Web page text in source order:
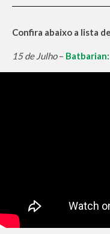
Confira abaixo a lista
15 de Julho–